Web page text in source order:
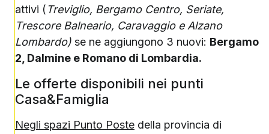
attivi ( Treviglio, Bergamo Centro, Seriate,
Trescore Balneario, Caravaggio e Alzano
Lombardo) se ne aggiungono 3 nuovi: Bergamo
2, Dalmine e Romano di Lombardia.
Le offerte disponibili nei punti
Casa&Famiglia
Negli spazi Punto Poste della provincia di